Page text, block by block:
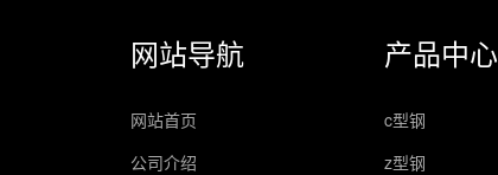
网站导航
网站首页
公司介绍
产品中心
c型钢
z型钢